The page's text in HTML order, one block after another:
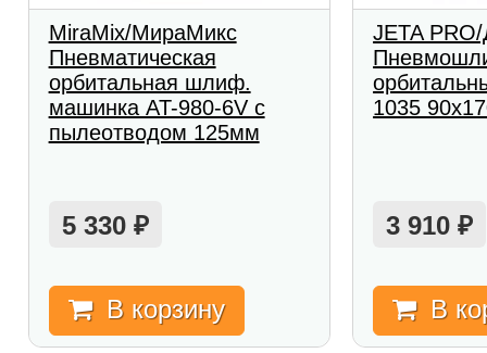
MiraMix/МираМикс
Пневматическая
орбитальная шлиф.
машинка AT-980-6V с
пылеотводом 125мм
5 330 ₽
В корзину
JETA
1035
3 910₽
В